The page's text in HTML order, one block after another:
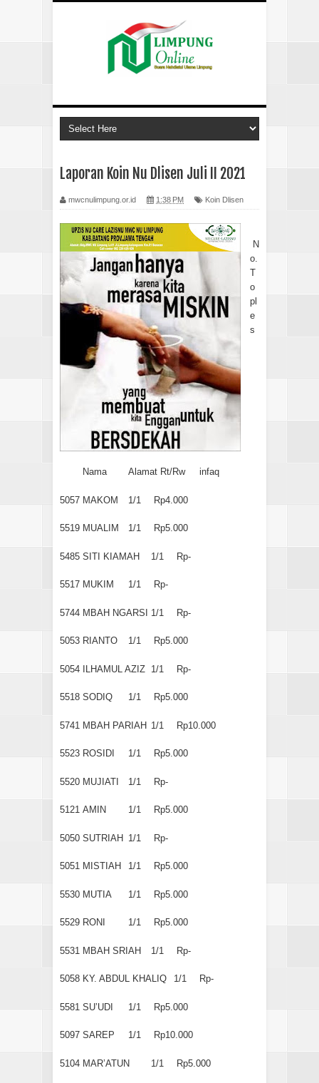
Laporan Koin Nu Dlisen Juli II 2021
mwcnulimpung.or.id 1:38 PM Koin Dlisen
N
o.
T
o
pl
e
s
Nama Alamat Rt/Rw infaq
5057 MAKOM 1/1 Rp4.000
5519 MUALIM 1/1 Rp5.000
5485 SITI KIAMAH 1/1 Rp-
5517 MUKIM 1/1 Rp-
5744 MBAH NGARSI 1/1 Rp-
5053 RIANTO 1/1 Rp5.000
5054 ILHAMUL AZIZ 1/1 Rp-
5518 SODIQ 1/1 Rp5.000
5741 MBAH PARIAH 1/1 Rp10.000
5523 ROSIDI 1/1 Rp5.000
5520 MUJIATI 1/1 Rp-
5121 AMIN 1/1 Rp5.000
5050 SUTRIAH 1/1 Rp-
5051 MISTIAH 1/1 Rp5.000
5530 MUTIA 1/1 Rp5.000
5529 RONI 1/1 Rp5.000
5531 MBAH SRIAH 1/1 Rp-
5058 KY. ABDUL KHALIQ 1/1 Rp-
5581 SU’UDI 1/1 Rp5.000
5097 SAREP 1/1 Rp10.000
5104 MAR’ATUN 1/1 Rp5.000